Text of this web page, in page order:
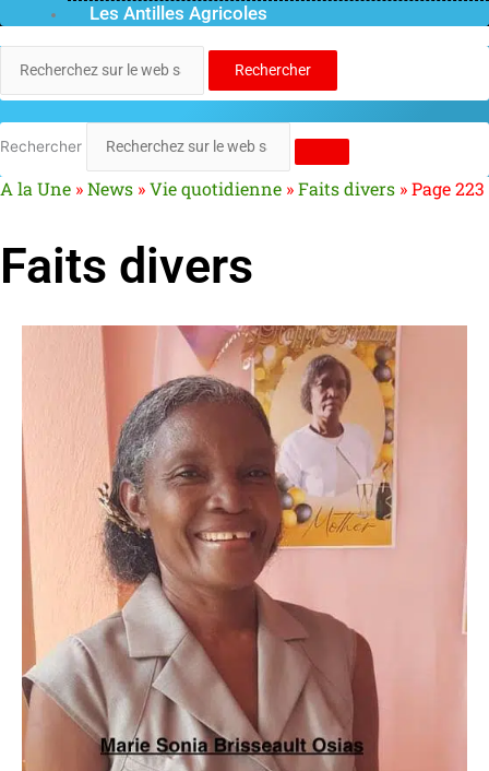
Les Antilles Agricoles
Rechercher
Rechercher
A la Une »News »Vie quotidienne »Faits divers »Page 223
Faits divers